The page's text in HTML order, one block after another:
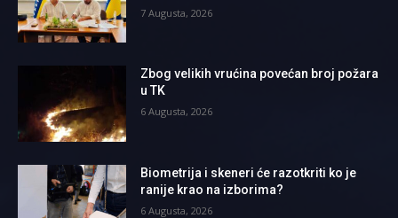
7 Augusta, 2026
Zbog velikih vrućina povećan broj požara
u TK
6 Augusta, 2026
Biometrija i skeneri će razotkriti ko je
ranije krao na izborima?
6 Augusta, 2026